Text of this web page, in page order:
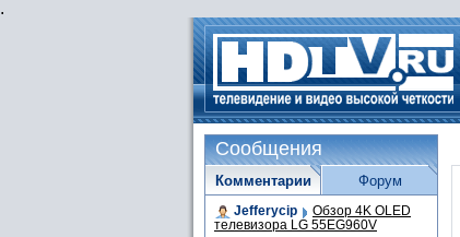
.
Сообщения
Комментарии
Jefferycip Обзор 4K OLED
телевизора LG 55EG960V
Форум